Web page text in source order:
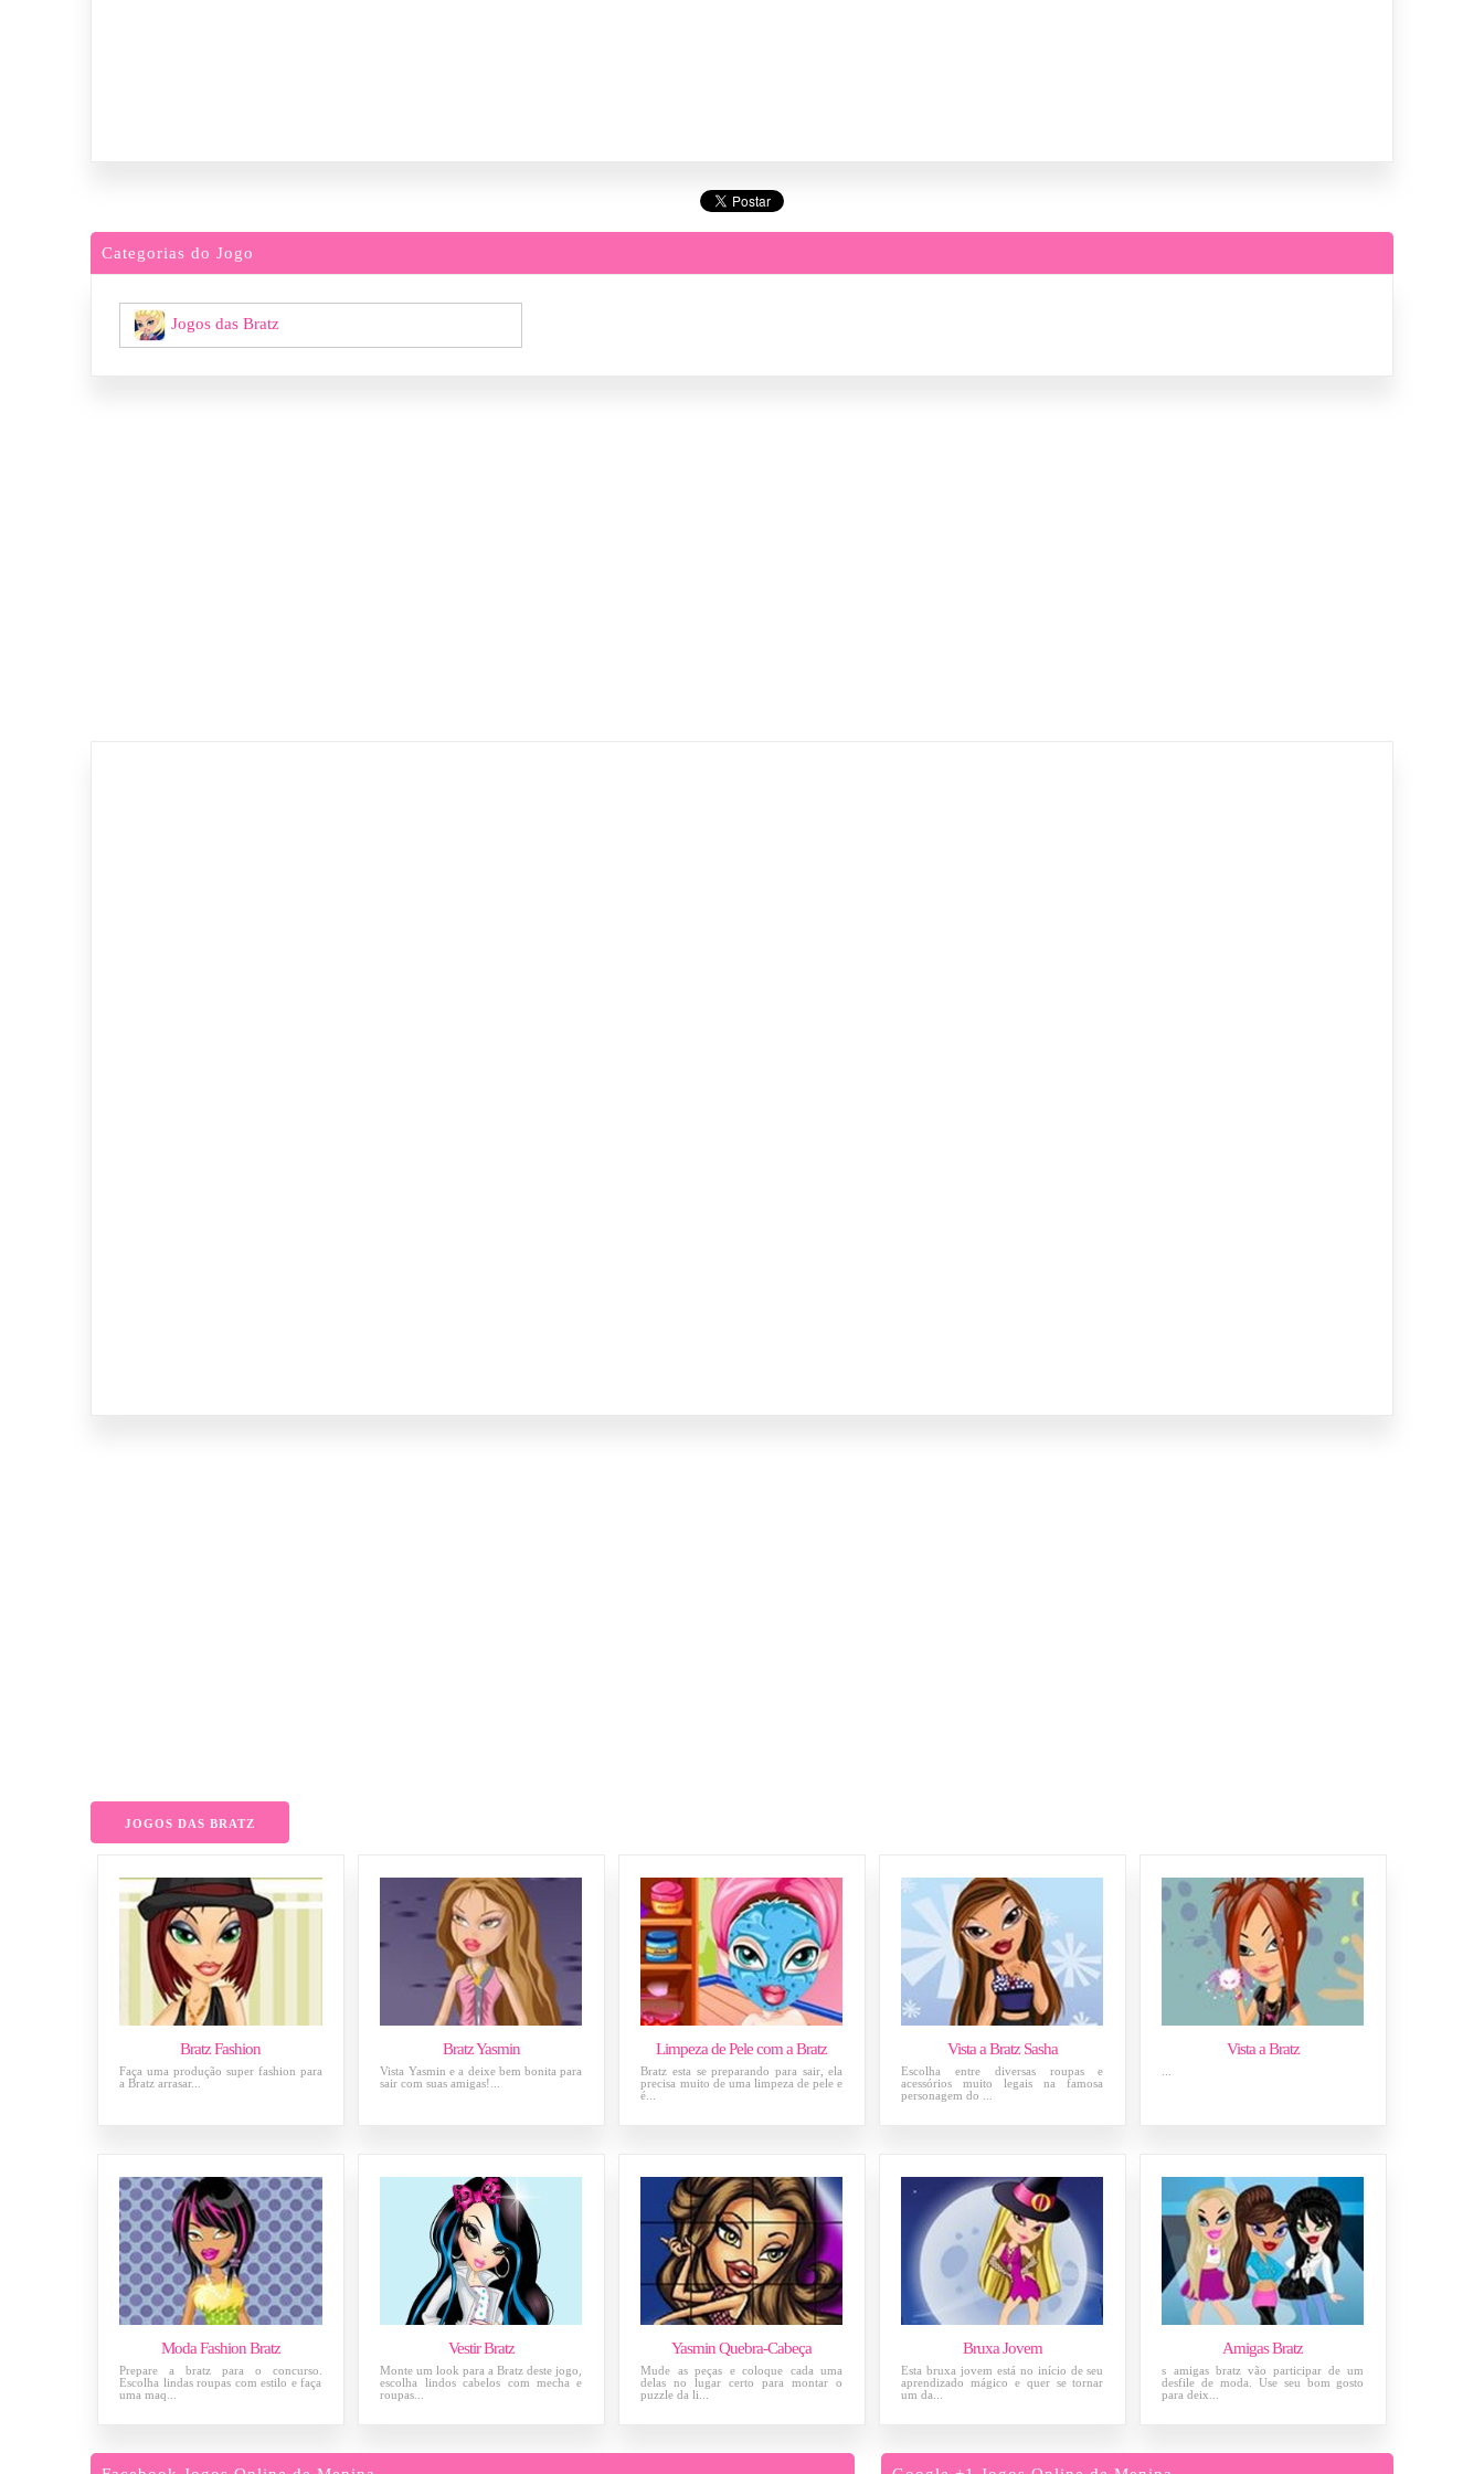
Categorias do Jogo
Jogos das Bratz
JOGOS DAS BRATZ
Bratz Fashion
Faça uma produção super fashion para
a Bratz arrasar...
Bratz Yasmin
Vista Yasmin e a deixe bem bonita para
sair com suas amigas!...
Limpeza de Pele com a Bratz
Bratz esta se preparando para sair, ela
precisa muito de uma limpeza de pele e
é...
Vista a Bratz Sasha
Escolha entre diversas roupas e
acessórios muito legais na famosa
personagem do ...
Vista a Bratz
Moda Fashion Bratz
Prepare a bratz para o concurso.
Escolha lindas roupas com estilo e faça
uma maq...
Vestir Bratz
Monte um look para a Bratz deste jogo,
escolha lindos cabelos com mecha e
roupas...
Yasmin Quebra-Cabeça
Mude as peças e coloque cada uma
delas no lugar certo para montar o
puzzle da li...
Bruxa Jovem
Esta bruxa jovem está no início de seu
aprendizado mágico e quer se tornar
um da...
Amigas Bratz
s amigas bratz vão participar de um
desfile de moda. Use seu bom gosto
para deix...